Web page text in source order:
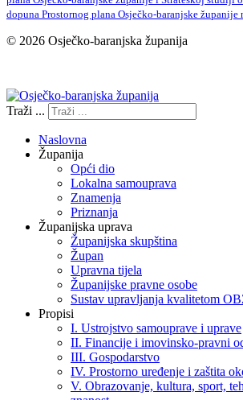
dopuna Prostornog plana Osječko-baranjske županije
© 2026 Osječko-baranjska županija
Traži ...
Naslovna
Županija
Opći dio
Lokalna samouprava
Znamenja
Priznanja
Županijska uprava
Županijska skupština
Župan
Upravna tijela
Županijske pravne osobe
Sustav upravljanja kvalitetom
Propisi
I. Ustrojstvo samouprave i uprave
II. Financije i imovinsko-pravni
III. Gospodarstvo
IV. Prostorno uređenje i zaštita
V. Obrazovanje, kultura, sport,